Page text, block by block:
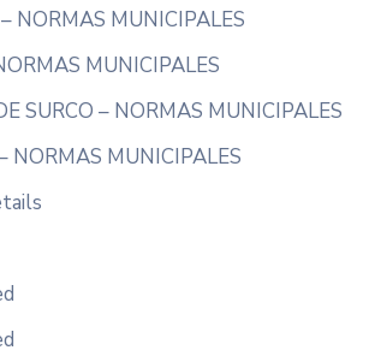
NORMAS MUNICIPALES
MUNICIPALES
SURCO – NORMAS MUNICIPALES
NORMAS MUNICIPALES